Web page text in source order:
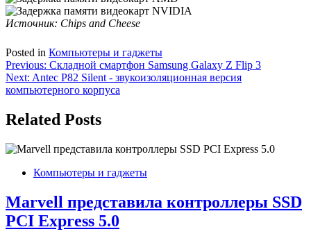
Источник: Chips and Cheese
Posted in Компьютеры и гаджеты
Навигация
по
Previous: Складной смартфон Samsung Galaxy Z Flip 3
Next: Antec P82 Silent ​​- звукоизоляционная версия
компьютерного корпуса
Related Posts
Компьютеры и гаджеты
Marvell представила контроллеры SSD
PCI Express 5.0